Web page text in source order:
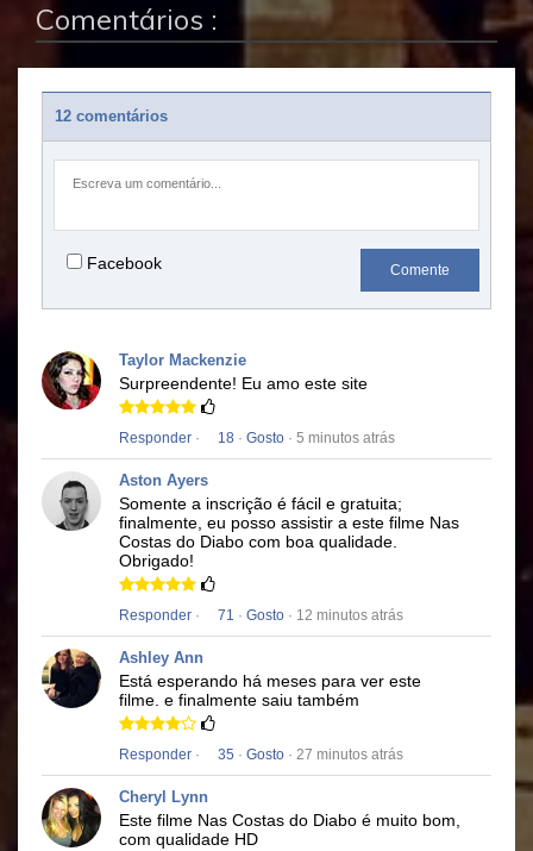
Comentários :
12 comentários
Facebook Comente
Taylor Mackenzie
Surpreendente! Eu amo este site
Responder · 18 · Gosto · 5 minutos atrás
Aston Ayers
Somente a inscrição é fácil e gratuita;
finalmente, eu posso assistir a este filme Nas
Costas do Diabo com boa qualidade.
Obrigado!
Responder · 71 · Gosto · 12 minutos atrás
Ashley Ann
Está esperando há meses para ver este
filme. e finalmente saiu também
Responder · 35 · Gosto · 27 minutos atrás
Cheryl Lynn
Este filme Nas Costas do Diabo é muito bom,
com qualidade HD